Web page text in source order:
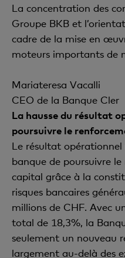
La concentration des
Groupe BKB et
cadre de la mise en
moteurs importants de
Mariateresa Vacalli
CEO de la Banque Cler
La hausse du résultat
poursuivre le
Le résultat
banque de poursuivre
capital grâce à la
risques bancaires
millions de CHF. Avec
total de 18,3%, la
seulement un nouveau
largement au-delà des